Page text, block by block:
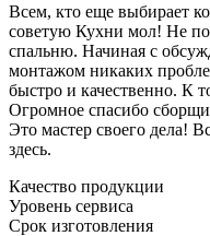
Всем, кто еще выбирает
советую Кухни мол! Не
спальню. Начиная с
монтажом никаких
быстро и качественно. К
Огромное спасибо
Это мастер своего дела!
здесь.
Качество продукции
Уровень сервиса
Срок изготовления